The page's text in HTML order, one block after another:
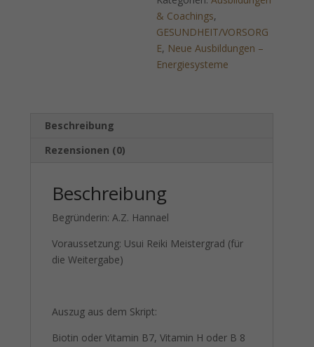
&
Mensch
Menge
& Coachings,
GESUNDHEIT/VORSORG
E, Neue Ausbildungen –
Energiesysteme
Beschreibung
Rezensionen (0)
Beschreibung
Begründerin: A.Z. Hannael
Voraussetzung: Usui Reiki Meistergrad (für
die Weitergabe)
Auszug aus dem Skript:
Biotin oder Vitamin B7, Vitamin H oder B 8